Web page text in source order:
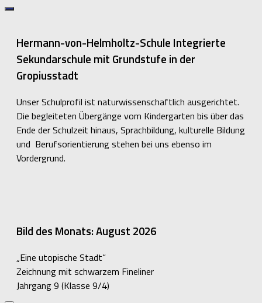
Hermann-von-Helmholtz-Schule Integrierte
Sekundarschule mit Grundstufe in der
Gropiusstadt
Unser Schulprofil ist naturwissenschaftlich ausgerichtet.
Die begleiteten Übergänge vom Kindergarten bis über das
Ende der Schulzeit hinaus, Sprachbildung, kulturelle Bildung
und Berufsorientierung stehen bei uns ebenso im
Vordergrund.
Bild des Monats: August 2026
„Eine utopische Stadt“
Zeichnung mit schwarzem Fineliner
Jahrgang 9 (Klasse 9/4)